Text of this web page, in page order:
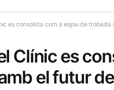
es consolida com a espai de trobada
Clínic es
el futur